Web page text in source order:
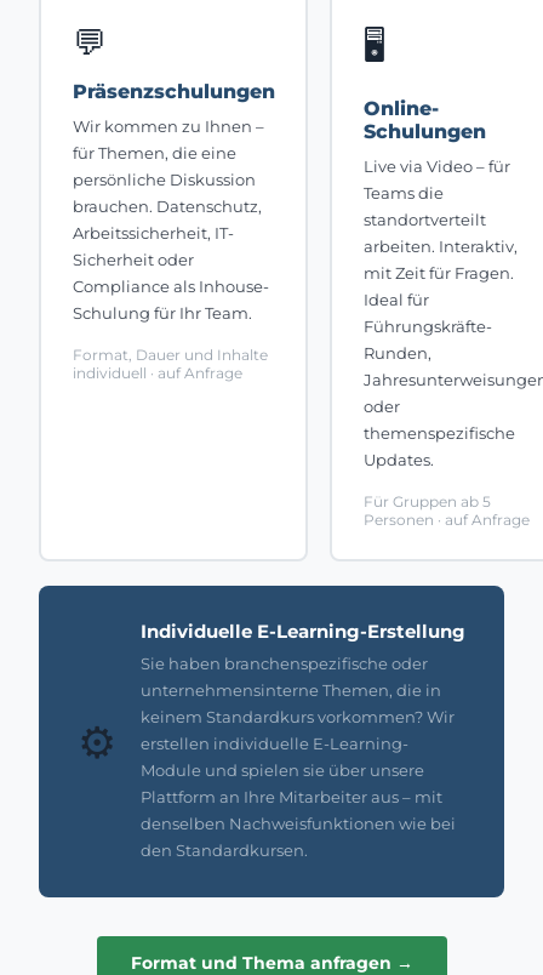
💬
Präsenzschulungen
Wir kommen zu Ihnen –
für Themen, die eine
persönliche Diskussion
brauchen. Datenschutz,
Arbeitssicherheit, IT-
Sicherheit oder
Compliance als Inhouse-
Schulung für Ihr Team.
Format, Dauer und Inhalte
individuell · auf Anfrage
🖥️
Online-
Schulungen
Live via Video – für
Teams die
standortverteilt
arbeiten. Interaktiv,
mit Zeit für Fragen.
Ideal für
Führungskräfte-
Runden,
oder
themenspezifische
Updates.
Für Gruppen ab 5
Personen · auf Anfrage
⚙️
Individuelle E-Learning-Erstellung
Sie haben branchenspezifische oder
unternehmensinterne Themen, die in
keinem Standardkurs vorkommen? Wir
erstellen individuelle E-Learning-
Module und spielen sie über unsere
Plattform an Ihre Mitarbeiter aus – mit
denselben Nachweisfunktionen wie bei
den Standardkursen.
Format und Thema anfragen →